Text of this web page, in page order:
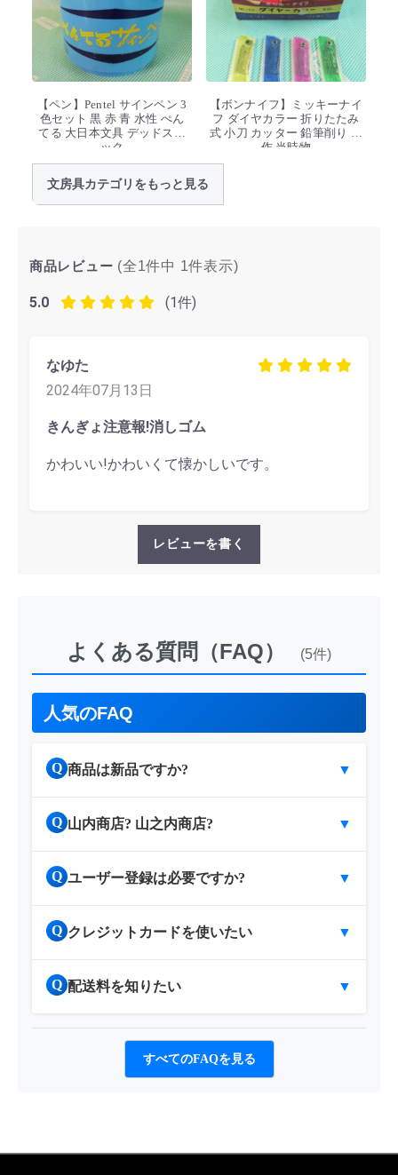
【ペン】Pentel サインペン 3
色セット 黒 赤 青 水性 ぺん
てる 大日本文具 デッドスト
ック
【ボンナイフ】ミッキーナイ
フ ダイヤカラー 折りたたみ
式 小刀 カッター 鉛筆削り 工
作 当時物
文房具カテゴリをもっと見る
商品レビュー (全1件中 1件表示)
5.0 (1件)
なゆた
2024年07月13日
きんぎょ注意報!消しゴム
かわいい!かわいくて懐かしいです。
レビューを書く
よくある質問（FAQ） (5件)
人気のFAQ
Q 商品は新品ですか? ▼
Q 山内商店? 山之内商店? ▼
Q ユーザー登録は必要ですか? ▼
Q クレジットカードを使いたい ▼
Q 配送料を知りたい ▼
すべてのFAQを見る